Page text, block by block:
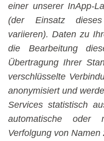
einer unserer InApp-
(der Einsatz
variieren). Daten zu
die Bearbeitung
Übertragung Ihrer
verschlüsselte
anonymisiert und
Services statistisch
automatische oder
Verfolgung von